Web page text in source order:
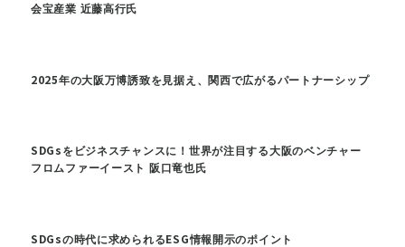
会宝産業 近藤高行氏
2025年の大阪万博誘致を見据え、関西で広がるパートナーシップ
SDGsをビジネスチャンスに！世界が注目する大阪のベンチャー
フロムファーイースト 阪口竜也氏
SDGsの時代に求められるESG情報開示のポイント